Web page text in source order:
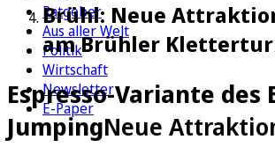
Ratgeber
Aus aller Welt
Politik
Wirtschaft
Newsletter
E-Paper
Brühl: Neue
am Brühler
Espresso-Variante des
JumpingNeue